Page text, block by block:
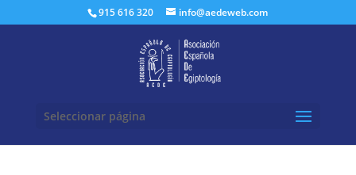
915 616 320 info@aedeweb.com
Seleccionar página